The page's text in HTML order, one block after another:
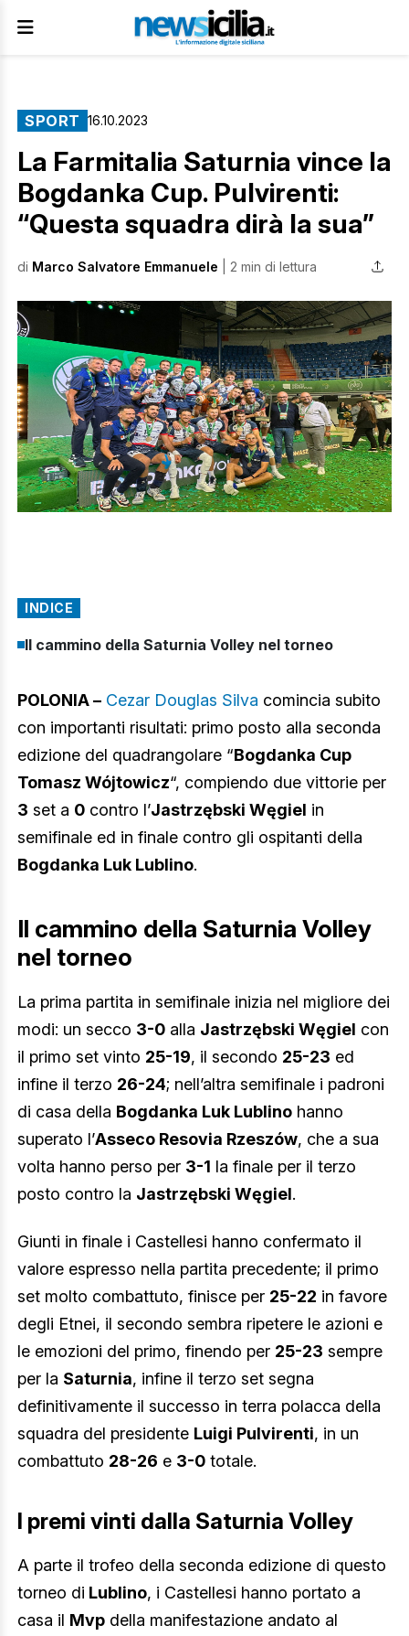
SPORT 16.10.2023
La Farmitalia Saturnia vince la
Bogdanka Cup. Pulvirenti:
“Questa squadra dirà la sua”
di Marco Salvatore Emmanuele | 2 min di lettura
INDICE
Il cammino della Saturnia Volley nel torneo
POLONIA – Cezar Douglas Silva comincia subito
con importanti risultati: primo posto alla seconda
edizione del quadrangolare “Bogdanka Cup
Tomasz Wójtowicz“, compiendo due vittorie per
3 set a 0 contro l’Jastrzębski Węgiel in
semifinale ed in finale contro gli ospitanti della
Bogdanka Luk Lublino.
Il cammino della Saturnia Volley
nel torneo
La prima partita in semifinale inizia nel migliore dei
modi: un secco 3-0 alla Jastrzębski Węgiel con
il primo set vinto 25-19, il secondo 25-23 ed
infine il terzo 26-24; nell’altra semifinale i padroni
di casa della Bogdanka Luk Lublino hanno
superato l’Asseco Resovia Rzeszów, che a sua
volta hanno perso per 3-1 la finale per il terzo
posto contro la Jastrzębski Węgiel.
Giunti in finale i Castellesi hanno confermato il
valore espresso nella partita precedente; il primo
set molto combattuto, finisce per 25-22 in favore
degli Etnei, il secondo sembra ripetere le azioni e
le emozioni del primo, finendo per 25-23 sempre
per la Saturnia, infine il terzo set segna
definitivamente il successo in terra polacca della
squadra del presidente Luigi Pulvirenti, in un
combattuto 28-26 e 3-0 totale.
I premi vinti dalla Saturnia Volley
A parte il trofeo della seconda edizione di questo
torneo di Lublino, i Castellesi hanno portato a
casa il Mvp della manifestazione andato al